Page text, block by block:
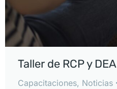
Taller de RCP y DEA
Capacitaciones, Noticias